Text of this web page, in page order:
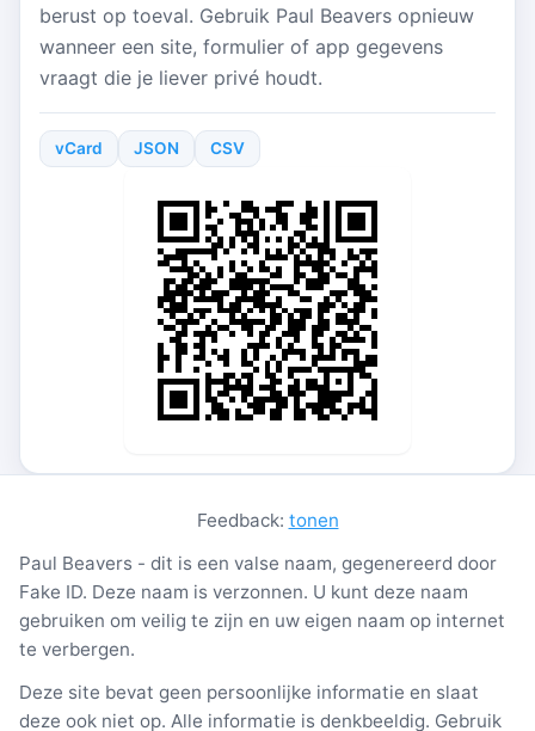
berust op toeval. Gebruik Paul Beavers opnieuw
wanneer een site, formulier of app gegevens
vraagt die je liever privé houdt.
vCard JSON CSV
Feedback: tonen
Paul Beavers - dit is een valse naam, gegenereerd door
Fake ID. Deze naam is verzonnen. U kunt deze naam
gebruiken om veilig te zijn en uw eigen naam op internet
te verbergen.
Deze site bevat geen persoonlijke informatie en slaat
deze ook niet op. Alle informatie is denkbeeldig. Gebruik